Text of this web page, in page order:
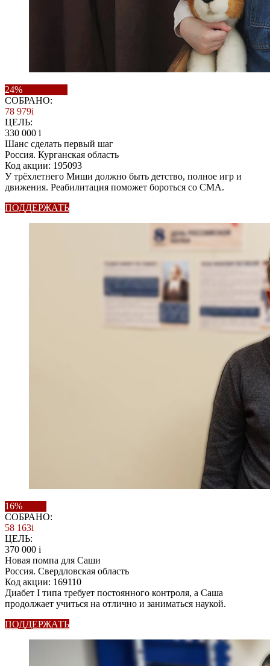
24%
СОБРАНО:
78 979i
ЦЕЛЬ:
330 000 i
Шанс сделать первый шаг
Россия. Курганская область
Код акции: 195093
У трёхлетнего Миши должно быть детство, полное игр и
движения. Реабилитация поможет бороться со СМА.
ПОДДЕРЖАТЬ
16%
СОБРАНО:
58 163i
ЦЕЛЬ:
370 000 i
Новая помпа для Саши
Россия. Свердловская область
Код акции: 169110
Диабет I типа требует постоянного контроля, а Саша
продолжает учиться на отлично и заниматься наукой.
ПОДДЕРЖАТЬ